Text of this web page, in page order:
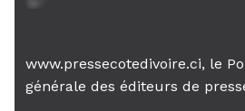
www.pressecotedivoire.ci, le
générale des éditeurs de